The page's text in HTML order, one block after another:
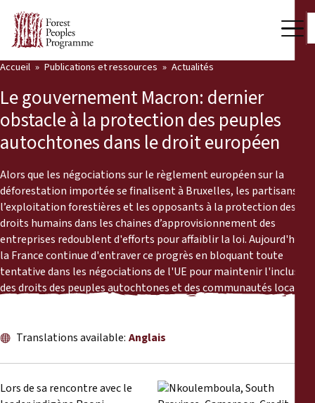
Qui nous sommes
Salle de presse
Notre travail
Voix des communautés
Partenaires et Pays
Dernières actualités
Publications et ressources
Back
Publications et ressources
Actualités
Communiqués de presse
Matériel de formation
Accueil Publications et ressources Actualités
Le gouvernement Macron: dernier
obstacle à la protection des peuples
autochtones dans le droit européen
Alors que les négociations sur le règlement européen sur la
déforestation importée se finalisent à Bruxelles, les partisans de
l’exploitation forestières et les opposants à la protection des
droits humains dans les chaines d’approvisionnement des
entreprises redoublent d'efforts pour affaiblir la loi. Aujourd'hui,
la France continue d'entraver ce progrès en bloquant toute
tentative dans les négociations de l'UE pour maintenir l'inclusion
des droits des peuples autochtones et des communautés locales.
Translations available: Anglais
Lors de sa rencontre avec le